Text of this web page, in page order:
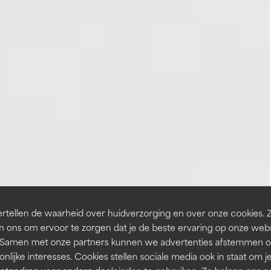
de waarheid over huidverzorging en over onze cookies.
ons om ervoor te zorgen dat je de beste ervaring op onze
met onze partners kunnen we advertenties afstemmen
interesses. Cookies stellen sociale media ook in staat om je